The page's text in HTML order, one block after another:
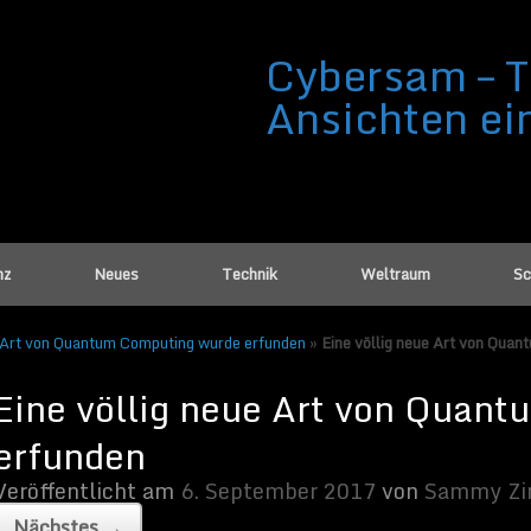
Cybersam –
Ansichten
Neues Technik Weltraum
von Quantum Computing wurde erfunden » Eine völlig neue Art von
Art von Quantum Computing wurde